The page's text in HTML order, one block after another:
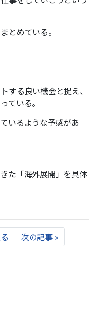
とめている。
する良い機会と捉え、
ている。
いるような予感があ
た「海外展開」を具体
次の記事 »